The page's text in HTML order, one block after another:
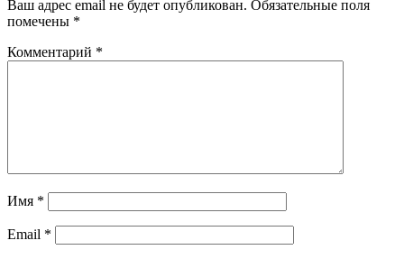
Ваш адрес email не будет опубликован. Обязательные поля
помечены *
Комментарий *
Имя *
Email *